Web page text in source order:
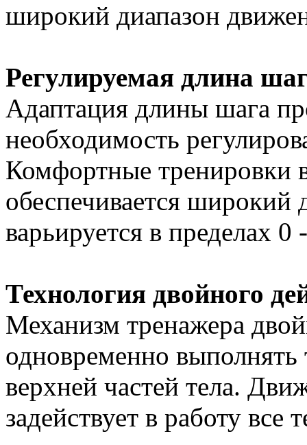
широкий диапазон
Регулируемая длина
Адаптация длины шага
необходимость
Комфортные тренировки
обеспечивается широкий
варьируется в пределах
Технология двойного
Механизм тренажера
одновременно
верхней частей тела.
задействует в работу все